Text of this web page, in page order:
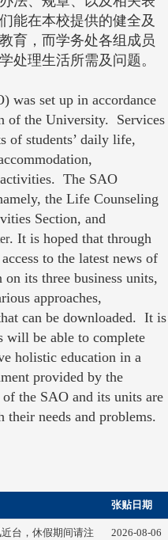
能在本校提供的健全及
育，而学务处各组成员
处理生活所需及问题。
was set up in accordance
of the University. Services
of students’ daily life,
activities. The SAO
the Life Counseling
Section, and
. It is hoped that through
to the latest news of
its three business units,
approaches,
can be downloaded. It is
will be able to complete
holistic education in a
provided by the
the SAO and its units are
their needs and problems.
张贴日期
台，休假期间请注
2026-08-06